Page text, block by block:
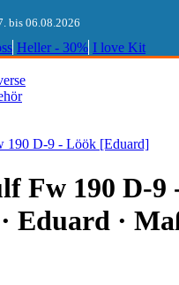
bis 06.08.2026
Heller - 30% I love Kit
190 D-9 - Löök [Eduard]
Fw 190 D-9
Eduard ·